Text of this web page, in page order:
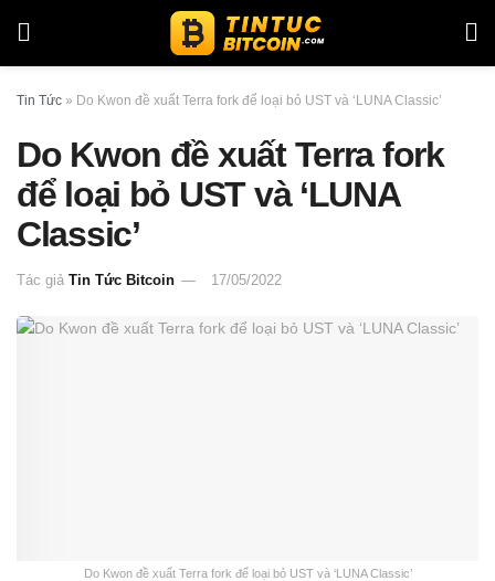
Tin Tức » Do Kwon đề xuất Terra fork để loại bỏ UST và ‘LUNA Classic’
Do Kwon đề xuất Terra fork
để loại bỏ UST và ‘LUNA
Classic’
Tác giả Tin Tức Bitcoin 17/05/2022
Do Kwon đề xuất Terra fork để loại bỏ UST và ‘LUNA Classic’